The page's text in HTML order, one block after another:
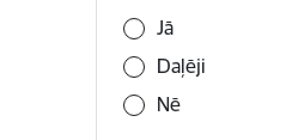
Jā
Daļēji
Nē